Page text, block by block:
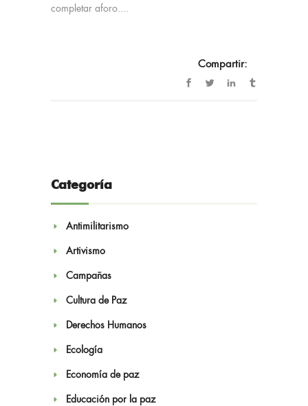
completar aforo....
Compartir:
Categoría
Antimilitarismo
Artivismo
Campañas
Cultura de Paz
Derechos Humanos
Ecología
Economía de paz
Educación por la paz